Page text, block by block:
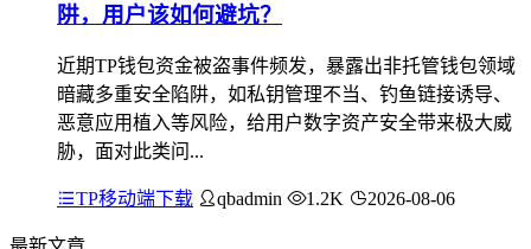
阱，用户该如何避坑？
近期TP钱包资金被盗事件频发，暴露出非托管钱包领域
暗藏多重安全陷阱，如私钥管理不当、钓鱼链接诱导、
恶意应用植入等风险，给用户数字资产安全带来极大威
胁，面对此类问...
TP移动端下载 qbadmin 1.2K 2026-08-06